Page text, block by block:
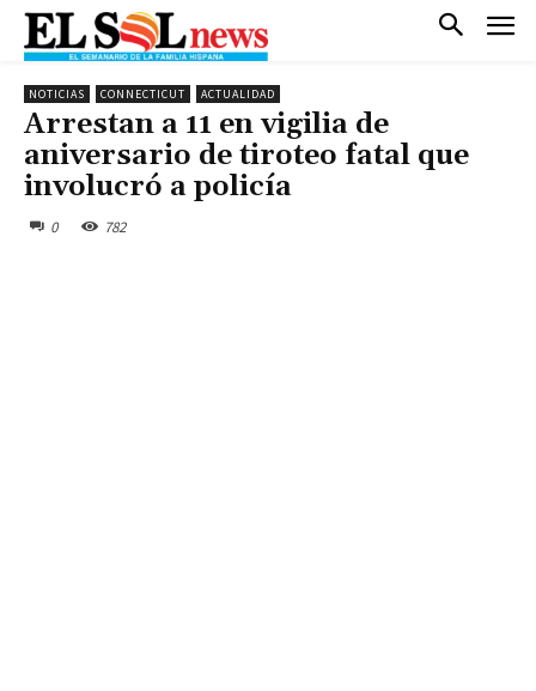
NOTICIAS CONNECTICUT ACTUALIDAD
Arrestan a 11 en vigilia de
aniversario de tiroteo fatal que
involucró a policía
0 782